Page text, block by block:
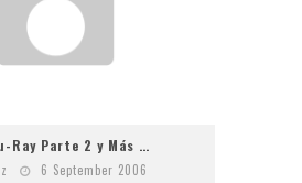
Ray Parte 2 y Más …
6 September 2006